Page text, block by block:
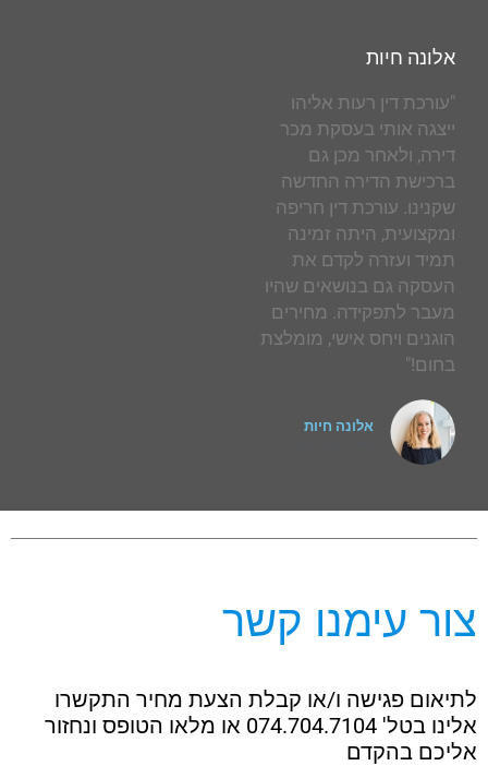
אלונה חיות
"עורכת דין רעות אליהו
ייצגה אותי בעסקת מכר
דירה, ולאחר מכן גם
ברכישת הדירה החדשה
שקנינו. עורכת דין חריפה
ומקצועית, היתה זמינה
תמיד ועזרה לקדם את
העסקה גם בנושאים שהיו
מעבר לתפקידה. מחירים
הוגנים ויחס אישי, מומלצת
בחום!"
אלונה חיות
צור עימנו קשר
לתיאום פגישה ו/או קבלת הצעת מחיר התקשרו
אלינו בטל' 074.704.7104​ או מלאו הטופס ונחזור
אליכם בהקדם